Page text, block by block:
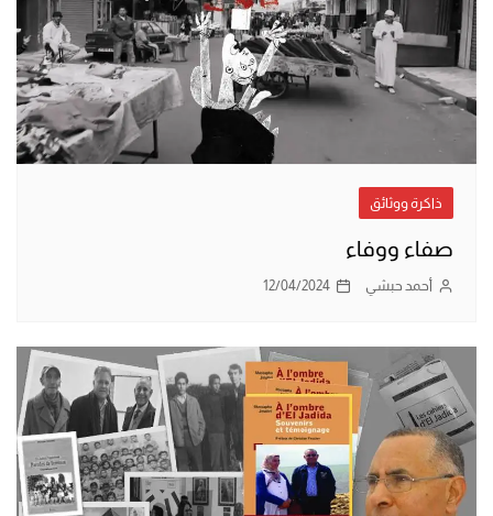
ذاكرة ووثائق
صفاء ووفاء
أحمد حبشي 12/04/2024